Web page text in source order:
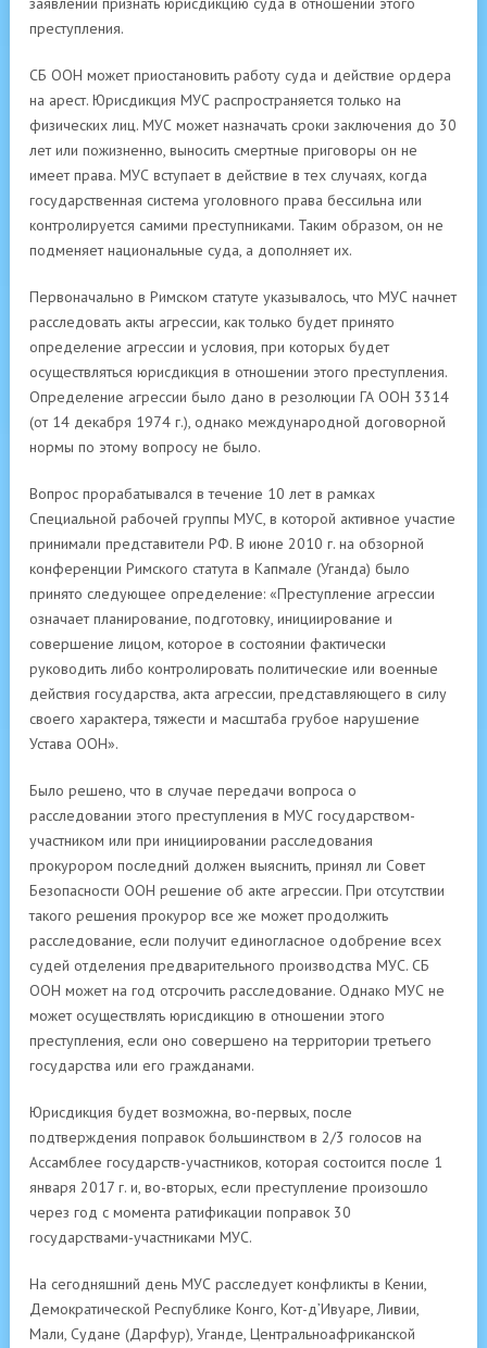
преступления.
СБ ООН может приостановить работу суда и действие ордера
на арест. Юрисдикция МУС распространяется только на
физических лиц. МУС может назначать сроки заключения до 30
лет или пожизненно, выносить смертные приговоры он не
имеет права. МУС вступает в действие в тех случаях, когда
государственная система уголовного права бессильна или
контролируется самими преступниками. Таким образом, он не
подменяет национальные суда, а дополняет их.
Первоначально в Римском статуте указывалось, что МУС начнет
расследовать акты агрессии, как только будет принято
определение агрессии и условия, при которых будет
осуществляться юрисдикция в отношении этого преступления.
Определение агрессии было дано в резолюции ГА ООН 3314
(от 14 декабря 1974 г.), однако международной договорной
нормы по этому вопросу не было.
Вопрос прорабатывался в течение 10 лет в рамках
Специальной рабочей группы МУС, в которой активное участие
принимали представители РФ. В июне 2010 г. на обзорной
конференции Римского статута в Капмале (Уганда) было
принято следующее определение: «Преступление агрессии
означает планирование, подготовку, инициирование и
совершение лицом, которое в состоянии фактически
руководить либо контролировать политические или военные
действия государства, акта агрессии, представляющего в силу
своего характера, тяжести и масштаба грубое нарушение
Устава ООН».
Было решено, что в случае передачи вопроса о
расследовании этого преступления в МУС государством-
участником или при инициировании расследования
прокурором последний должен выяснить, принял ли Совет
Безопасности ООН решение об акте агрессии. При отсутствии
такого решения прокурор все же может продолжить
расследование, если получит единогласное одобрение всех
судей отделения предварительного производства МУС. СБ
ООН может на год отсрочить расследование. Однако МУС не
может осуществлять юрисдикцию в отношении этого
преступления, если оно совершено на территории третьего
государства или его гражданами.
Юрисдикция будет возможна, во-первых, после
подтверждения поправок большинством в 2/3 голосов на
Ассамблее государств-участников, которая состоится после 1
января 2017 г. и, во-вторых, если преступление произошло
через год с момента ратификации поправок 30
государствами-участниками МУС.
На сегодняшний день МУС расследует конфликты в Кении,
Демократической Республике Конго, Кот-д’Ивуаре, Ливии,
Мали, Судане (Дарфур), Уганде, Центральноафриканской